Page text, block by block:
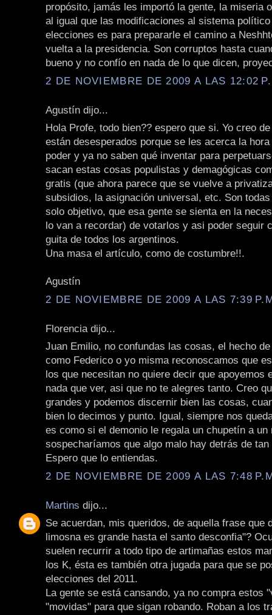
propósito, jamás les importó la gente, la miseria
al igual que las modificaciones al sistema
elecciones es para prepararle el camino a
vuelta a la presidencia. Son corruptos hasta
bueno y no confío en nada de lo que dicen,
2 DE NOVIEMBRE DE 2009 A LAS 12:02
Agustín dijo...
Hola Profe, todo bien?? espero que si. Yo creo
están desesperados porque se les acerca la
poder y ya no saben qué inventar para
sacan estas cosas populistas y demagógicas
gratis (que ahora parece que se vuelve a
subsidios, la asignación universal, etc. Son
solo objetivo, que esa gente se sienta en la
lo van a recordar) de votarlos y asi poder seguir
guita de todos los argentinos.
Una masa el artículo, como de costumbre!!.
Agustín
2 DE NOVIEMBRE DE 2009 A LAS 7:39
Florencia dijo...
Juan Emilio, no confundas las cosas, el hecho
como Federico o yo misma reconoscamos que
los que necesitan no quiere decir que apoyemos
nada que ver, asi que no te alegres tanto. Creo
grandes y podemos discernir bien las cosas,
bien lo decimos y punto. Igual, siempre nos
es como si el demonio le regala un chupetín a un
sospecharíamos que algo malo hay detrás de tan
Espero que lo entiendas.
2 DE NOVIEMBRE DE 2009 A LAS 7:48
Martins dijo...
Se acuerdan, mis queridos, de aquella frase que
limosna es grande hasta el santo desconfia"?
suelen recurrir a todo tipo de artimañas estos
los K, ésta es también otra jugada para que se
elecciones del 2011.
La gente se está cansando, ya no compra estos
"movidas" para que sigan robando. Roban a los